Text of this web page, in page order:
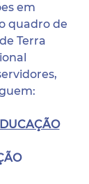
em
quadro de
Terra